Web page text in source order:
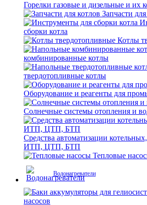
Горелки газовые и дизельные и их
Запчасти
сборки котла
Котлы
комбинированные котлы
твердотопливные котлы
Оборудование и реагенты для
Солнечные системы отопления и
Средства автоматизации
ИТП, ЦТП, БТП
Тепловые
Водонагреватели